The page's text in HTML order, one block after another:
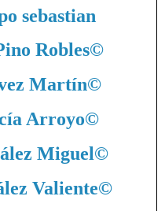
sebastian
Robles©
Martín©
Arroyo©
Miguel©
Valiente©